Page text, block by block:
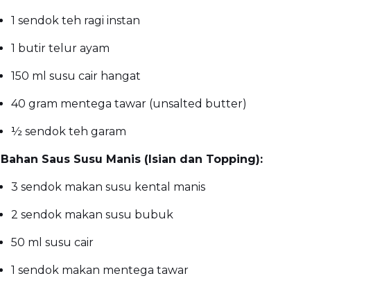
1 sendok teh ragi instan
1 butir telur ayam
150 ml susu cair hangat
40 gram mentega tawar (unsalted butter)
½ sendok teh garam
Bahan Saus Susu Manis (Isian dan Topping):
3 sendok makan susu kental manis
2 sendok makan susu bubuk
50 ml susu cair
1 sendok makan mentega tawar